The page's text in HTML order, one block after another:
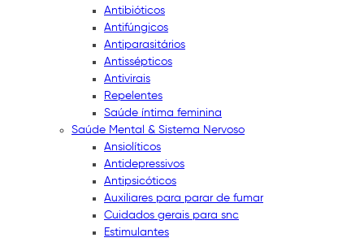
Antibióticos
Antifúngicos
Antiparasitários
Antissépticos
Antivirais
Repelentes
Saúde íntima feminina
Saúde Mental & Sistema Nervoso
Ansiolíticos
Antidepressivos
Antipsicóticos
Auxiliares para parar de fumar
Cuidados gerais para snc
Estimulantes